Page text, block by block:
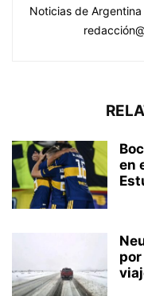
Noticias de Argentina
en